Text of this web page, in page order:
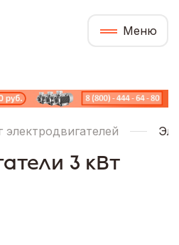
Меню
электродвигателей
3 кВт